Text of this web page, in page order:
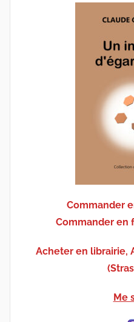
Commander
Commander en
Acheter en librairie,
Me